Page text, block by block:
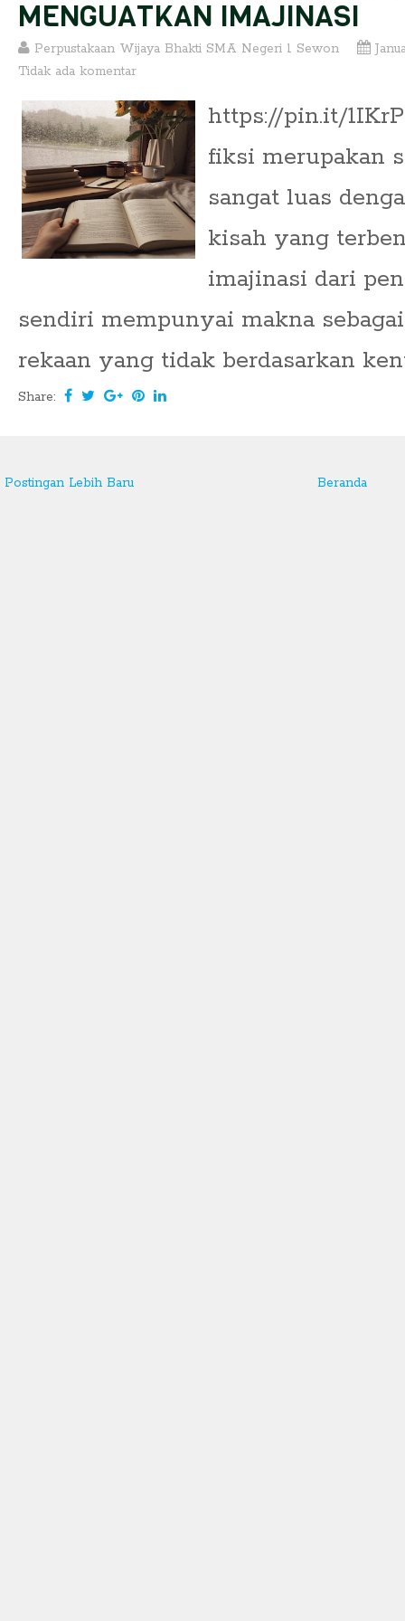
MENGUATKAN IMAJINASI
Perpustakaan Wijaya Bhakti SMA Negeri 1 Sewon
Tidak ada komentar
https://pin.it/
fiksi merupakan
sangat luas
kisah yang
imajinasi dari
sendiri mempunyai makna
rekaan yang tidak berdasarkan
Share:
Postingan Lebih Baru Beranda